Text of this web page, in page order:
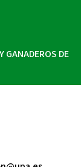
GANADEROS DE